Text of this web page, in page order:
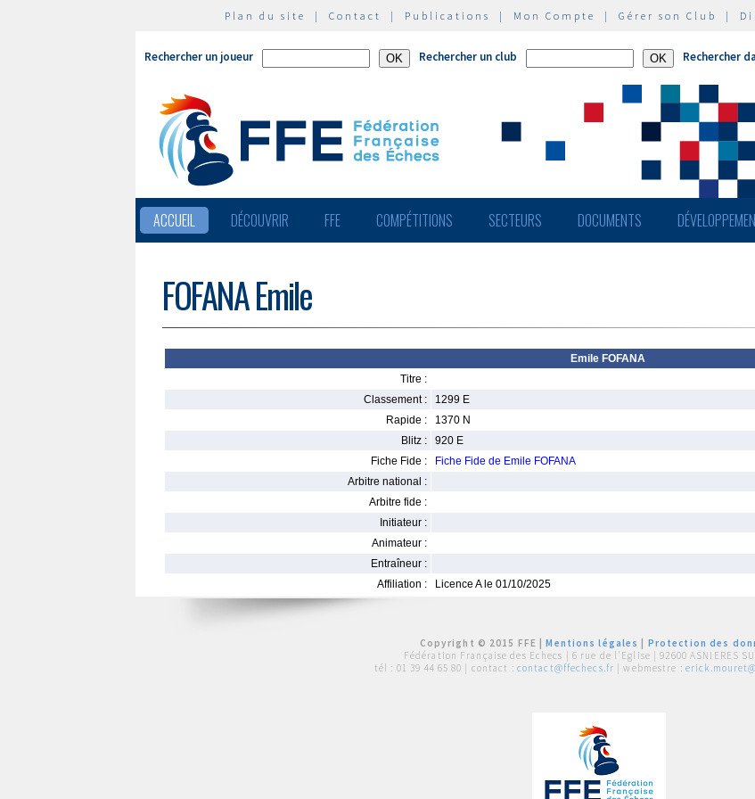
Plan du site | Contact | Publications | Mon Compte | Gérer son Club |
Rechercher un joueur Rechercher un club Rechercher
ACCUEIL DÉCOUVRIR FFE COMPÉTITIONS SECTEURS DOCUMENTS
FOFANA Emile
Emile FOFANA
Titre :
Classement :
1299 E
Rapide :
1370 N
Blitz :
920 E
Fiche Fide :
Fiche Fide de Emile FOFANA
Arbitre national :
Arbitre fide :
Initiateur :
Animateur :
Entraîneur :
Affiliation :
Licence A le 01/10/2025
Copyright © 2015 FFE |Mentions légales
Protection des
Fédération Française des Echecs | 6 rue de l'Eglise | 92600 ASNIERES
tél : 01 39 44 65 80 | contact : contact@ffechecs.fr | webmestre :